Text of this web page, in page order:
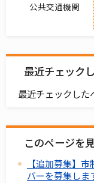
公共交通機関
最近チェック
最近チェックした
このページを
【追加募集】
バーを募集しま